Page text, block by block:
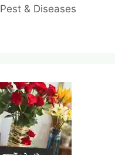
Pest & Diseases